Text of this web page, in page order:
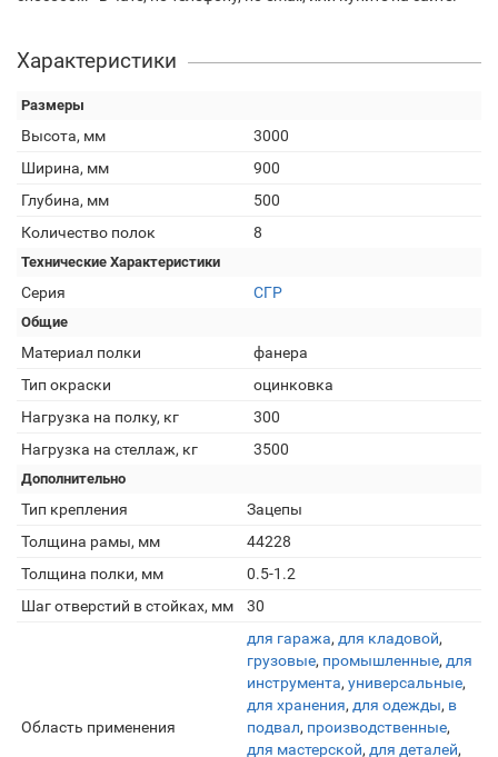
Характеристики
Размеры
Высота, мм
3000
Ширина, мм
900
Глубина, мм
500
Количество полок
8
Технические Характеристики
Серия СГР
Общие
Материал полки
фанера
Тип окраски
оцинковка
Нагрузка на полку, кг
300
Нагрузка на стеллаж, кг
3500
Дополнительно
Тип крепления
Зацепы
Толщина рамы, мм
44228
Толщина полки, мм
0.5-1.2
Шаг отверстий в стойках, мм
30
Область применения
для гаража, для кладовой,
грузовые, промышленные, для
инструмента, универсальные,
для хранения, для одежды, в
подвал, производственные,
для мастерской, для деталей,